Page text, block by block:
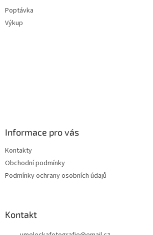
Poptávka
Výkup
Informace pro vás
Kontakty
Obchodní podmínky
Podmínky ochrany osobních údajů
Kontakt